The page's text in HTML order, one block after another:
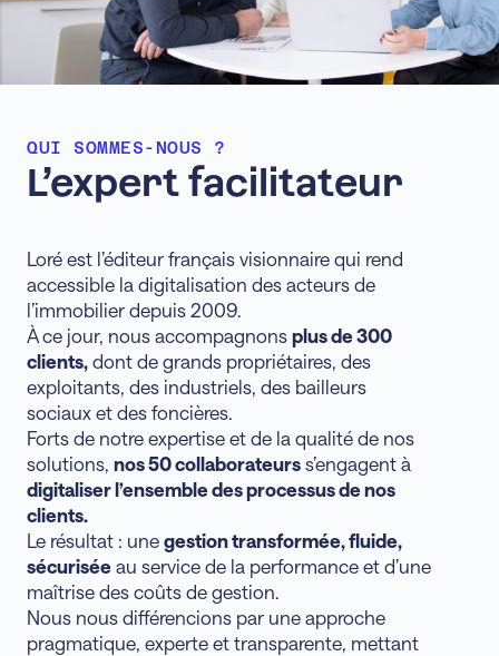
QUI SOMMES-NOUS ?
L’expert facilitateur
Loré est l’éditeur français visionnaire qui rend
accessible la digitalisation des acteurs de
l’immobilier depuis 2009.
À ce jour, nous accompagnons plus de 300
clients, dont de grands propriétaires, des
exploitants, des industriels, des bailleurs
sociaux et des foncières.
Forts de notre expertise et de la qualité de nos
solutions, nos 50 collaborateurs s’engagent à
digitaliser l’ensemble des processus de nos
clients.
Le résultat : une gestion transformée, fluide,
sécurisée au service de la performance et d’une
maîtrise des coûts de gestion.
Nous nous différencions par une approche
pragmatique, experte et transparente, mettant